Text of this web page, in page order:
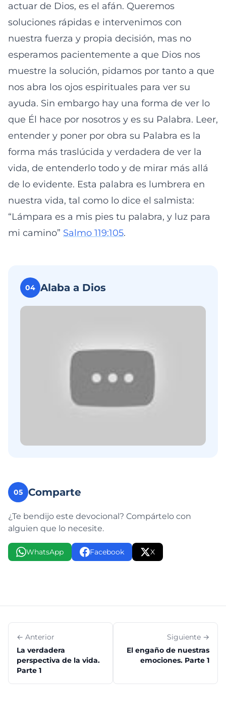
actuar de Dios, es el afán. Queremos
soluciones rápidas e intervenimos con
nuestra fuerza y propia decisión, mas no
esperamos pacientemente a que Dios nos
muestre la solución, pidamos por tanto a que
nos abra los ojos espirituales para ver su
ayuda. Sin embargo hay una forma de ver lo
que Él hace por nosotros y es su Palabra. Leer,
entender y poner por obra su Palabra es la
forma más traslúcida y verdadera de ver la
vida, de entenderlo todo y de mirar más allá
de lo evidente. Esta palabra es lumbrera en
nuestra vida, tal como lo dice el salmista:
“Lámpara es a mis pies tu palabra, y luz para
mi camino” Salmo 119:105.
04 Alaba a Dios
05 Comparte
¿Te bendijo este devocional? Compártelo con
alguien que lo necesite.
WhatsApp Facebook X
← Anterior
La verdadera
perspectiva de la vida.
Parte 1
Siguiente →
El engaño de nuestras
emociones. Parte 1